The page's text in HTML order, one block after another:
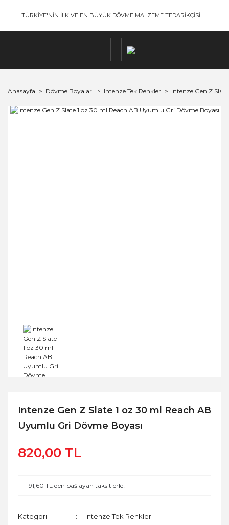
TÜRKİYE'NİN İLK VE EN BÜYÜK DÖVME MALZEME TEDARİKÇİSİ
Anasayfa Dövme Boyaları Intenze Tek Renkler Intenze Gen Z
Intenze Gen Z Slate 1 oz 30 ml Reach AB
Uyumlu Gri Dövme Boyası
820,00 TL
91,60 TL den başlayan taksitlerle!
Kategori Intenze Tek Renkler